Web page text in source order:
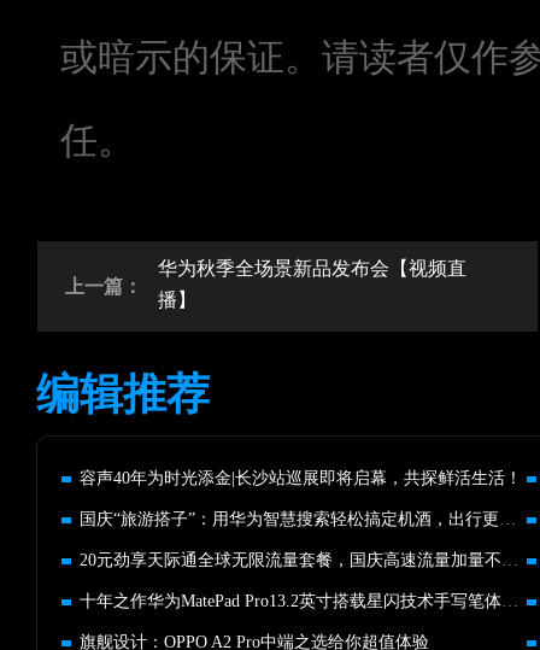
或暗示的保证。请读者仅作
任。
上一篇：
华为秋季全场景新品发布会【视频直
播】
编辑推荐
容声40年为时光添金|长沙站巡展即将启幕，共探鲜活生活！
国庆“旅游搭子”：用华为智慧搜索轻松搞定机酒，出行更高效
20元劲享天际通全球无限流量套餐，国庆高速流量加量不加价
十年之作华为MatePad Pro13.2英寸搭载星闪技术手写笔体验新突破
旗舰设计：OPPO A2 Pro中端之选给你超值体验